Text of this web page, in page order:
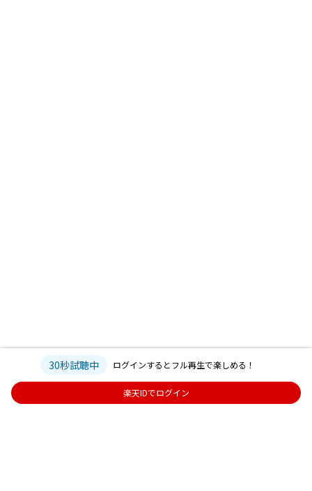
30秒試聴中 ログインするとフル再生で楽しめる！
楽天IDでログイン